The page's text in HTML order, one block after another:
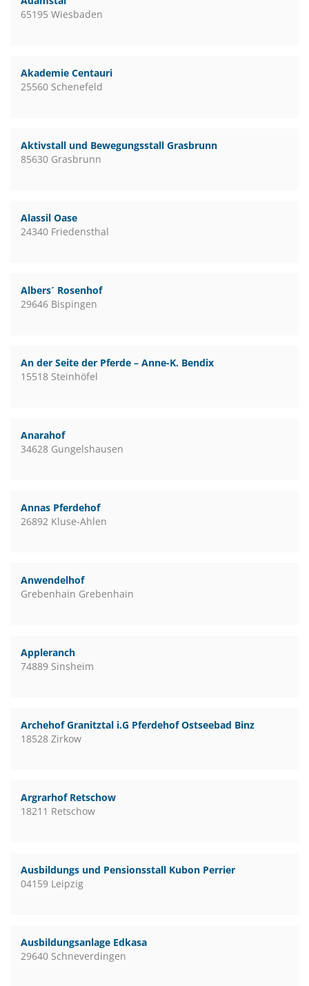
65195 Wiesbaden
Akademie Centauri
25560 Schenefeld
Aktivstall und Bewegungsstall Grasbrunn
85630 Grasbrunn
Alassil Oase
24340 Friedensthal
Albers´ Rosenhof
29646 Bispingen
An der Seite der Pferde – Anne-K. Bendix
15518 Steinhöfel
Anarahof
34628 Gungelshausen
Annas Pferdehof
26892 Kluse-Ahlen
Anwendelhof
Grebenhain Grebenhain
Appleranch
74889 Sinsheim
Archehof Granitztal i.G Pferdehof Ostseebad Binz
18528 Zirkow
Argrarhof Retschow
18211 Retschow
Ausbildungs und Pensionsstall Kubon Perrier
04159 Leipzig
Ausbildungsanlage Edkasa
29640 Schneverdingen